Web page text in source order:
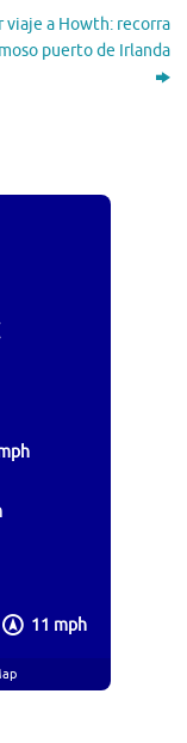
viaje a Howth: recorra
puerto de Irlanda
11 mph